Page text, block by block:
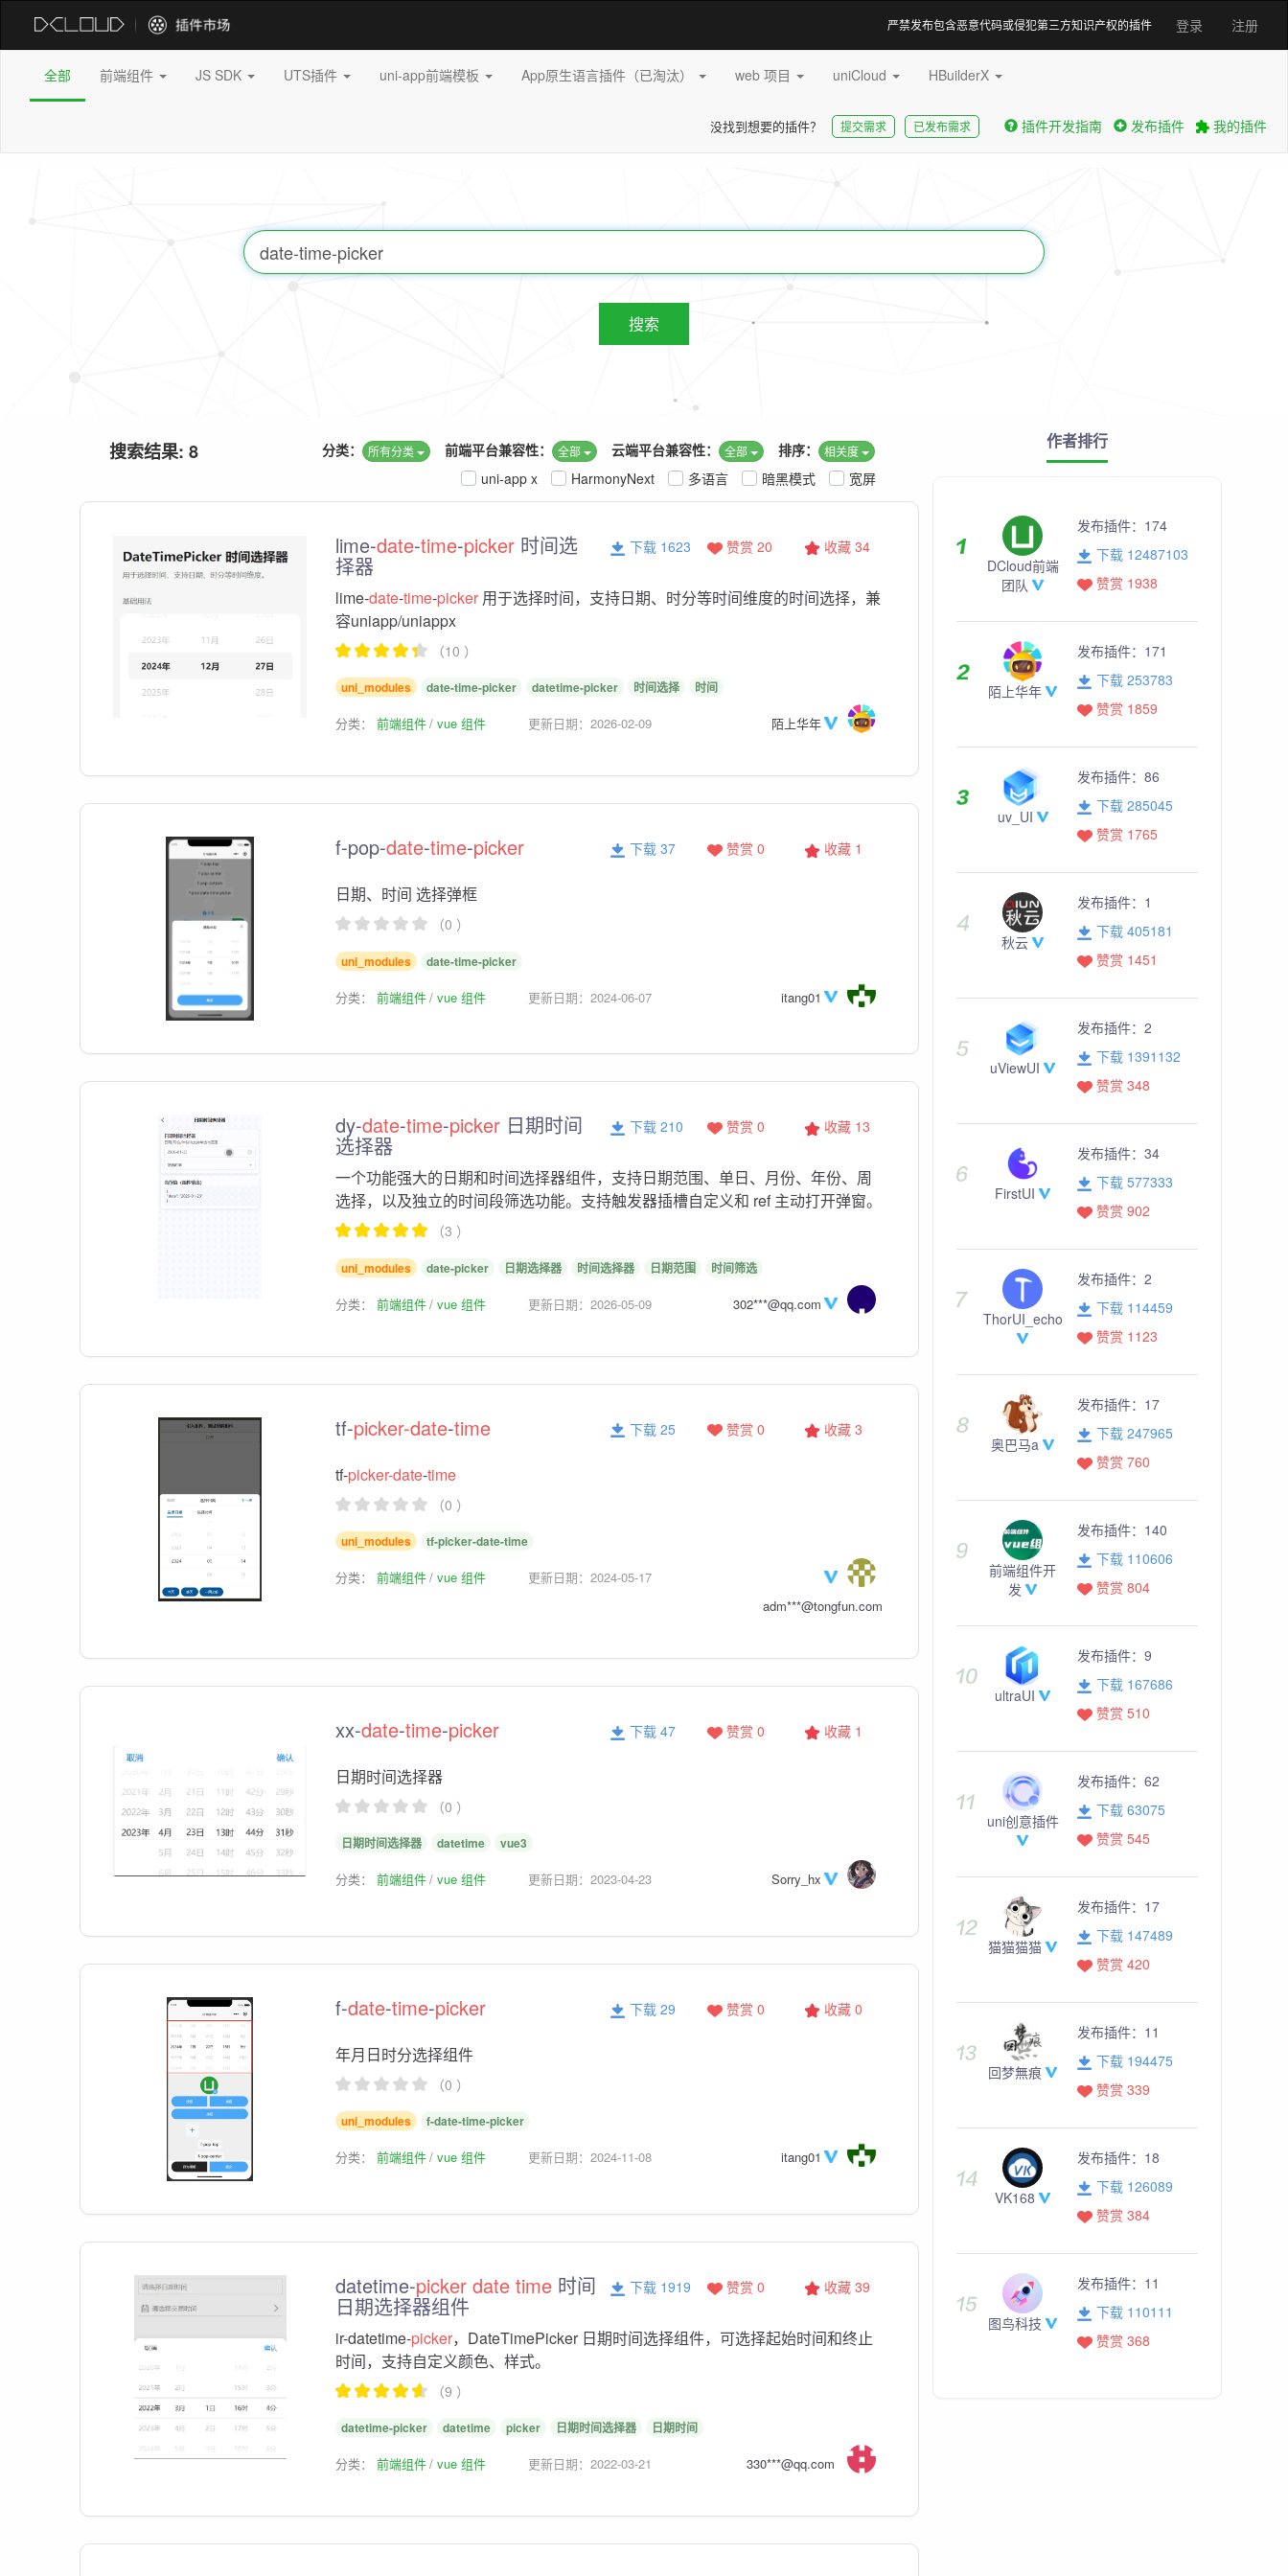
登录 注册
严禁发布包含恶意代码或侵犯第三方知识产权的插件
全部 前端组件 JS SDK UTS插件 uni-app前端模板 App原生语言插件（已淘汰） web 项目 uniCloud HBuilderX
没找到想要的插件？ 提交需求 已发布需求 插件开发指南 发布插件 我的插件
搜索
搜索结果: 8 排序： 相关度
云端平台兼容性： 全部
前端平台兼容性： 全部
分类： 所有分类
宽屏
暗黑模式
多语言
HarmonyNext
uni-app x
lime-date-time-picker时间选
择器
收藏 34
赞赏 20
下载 1623
lime-date-time-picker用于选择时间，支持日期、时分等时间维度的时间选择，兼
容uniapp/uniappx
（10 ）
uni_modules date-time-picker datetime-picker 时间选择 时间
分类： 前端组件 vue 组件 更新日期：2026-02-09 陌上华年
f-pop-date-time-picker 收藏 1
赞赏 0
下载 37
日期、时间 选择弹框
（0 ）
uni_modules date-time-picker
分类： 前端组件 vue 组件 更新日期：2024-06-07 itang01
dy-date-time-picker日期时间
选择器
收藏 13
赞赏 0
下载 210
一个功能强大的日期和时间选择器组件，支持日期范围、单日、月份、年份、周
选择，以及独立的时间段筛选功能。支持触发器插槽自定义和 ref 主动打开弹窗。
（3 ）
uni_modules date-picker 日期选择器 时间选择器 日期范围 时间筛选
分类： 前端组件 vue 组件 更新日期：2026-05-09 302***@qq.com
tf-picker-date-time 收藏 3
赞赏 0
下载 25
tf-picker-date-time
（0 ）
uni_modules tf-picker-date-time
分类： 前端组件 vue 组件
更新日期：2024-05-17
adm***@tongfun.com
xx-date-time-picker 收藏 1
赞赏 0
下载 47
日期时间选择器
（0 ）
日期时间选择器 datetime vue3
分类： 前端组件 vue 组件 更新日期：2023-04-23 Sorry_hx
f-date-time-picker 收藏 0
赞赏 0
下载 29
年月日时分选择组件
（0 ）
uni_modules f-date-time-picker
分类： 前端组件 vue 组件 更新日期：2024-11-08 itang01
datetime-picker date time时间
日期选择器组件
收藏 39
赞赏 0
下载 1919
ir-datetime-picker，DateTimePicker 日期时间选择组件，可选择起始时间和终止
时间，支持自定义颜色、样式。
（9 ）
datetime-picker datetime picker 日期时间选择器 日期时间
分类： 前端组件 vue 组件 更新日期：2022-03-21 330***@qq.com
作者排行
DCloud前端
团队
发布插件： 174
下载 12487103
赞赏 1938
陌上华年
发布插件： 171
下载 253783
赞赏 1859
uv_UI
发布插件： 86
下载 285045
赞赏 1765
秋云
发布插件： 1
下载 405181
赞赏 1451
uViewUI
发布插件： 2
下载 1391132
赞赏 348
FirstUI
发布插件： 34
下载 577333
赞赏 902
ThorUI_echo
发布插件： 2
下载 114459
赞赏 1123
奥巴马a
发布插件： 17
下载 247965
赞赏 760
前端组件开
发
发布插件： 140
下载 110606
赞赏 804
ultraUI
发布插件： 9
下载 167686
赞赏 510
uni创意插件
发布插件： 62
下载 63075
赞赏 545
猫猫猫猫
发布插件： 17
下载 147489
赞赏 420
回梦無痕
发布插件： 11
下载 194475
赞赏 339
VK168
发布插件： 18
下载 126089
赞赏 384
图鸟科技
发布插件： 11
下载 110111
赞赏 368